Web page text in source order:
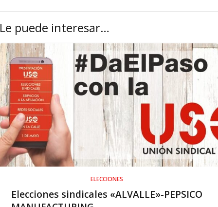
Le puede interesar…
ELECCIONES
Elecciones sindicales «ALVALLE»-PEPSICO